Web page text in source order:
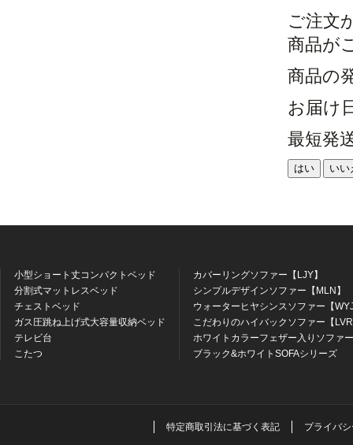
ご注文
商品が
商品の
お届け
最短発
はい いい
小型ショート丈コンパクトベッド
分割式マットレスベッド
チェストベッド
ガス圧跳ね上げ式大容量収納ベッド
テレビ台
こたつ
カバーリングソファー【LJY】
シンプルデザインソファー【MLN】
ウォーターヒヤシンスソファー【
こだわりのハイバックソファー【
ホワイトカラーフェザー入りソファ
ブラック&ホワイトSOFAシリーズ
特定商取引法に基づく表記 プライバ